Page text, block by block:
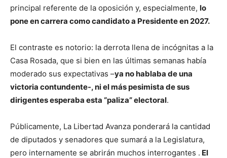
principal referente de la oposición y, especialmente, lo
pone en carrera como candidato a Presidente en 2027.
El contraste es notorio: la derrota llena de incógnitas a la
Casa Rosada, que si bien en las últimas semanas había
moderado sus expectativas –ya no hablaba de una
victoria contundente-, ni el más pesimista de sus
dirigentes esperaba esta “paliza” electoral.
Públicamente, La Libertad Avanza ponderará la cantidad
de diputados y senadores que sumará a la Legislatura,
pero internamente se abrirán muchos interrogantes . El